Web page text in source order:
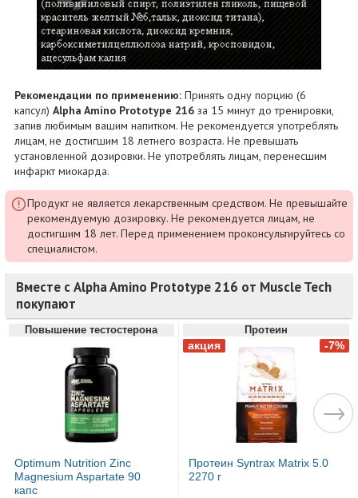
Рекомендации по применению: Принять одну порцию (6
капсул)Alpha Amino Prototype 216 за 15 минут до тренировки,
запив любимым вашим напитком. Не рекомендуется употреблять
лицам, не достигшим 18 летнего возраста. Не превышать
установленной дозировки. Не употреблять лицам, перенесшим
инфаркт миокарда.
Продукт не является лекарственным средством. Не превышайте
рекомендуемую дозировку. Не рекомендуется лицам, не
достигшим 18 лет. Перед применением проконсультируйтесь со
специалистом.
Вместе с Alpha Amino Prototype 216 от Muscle Tech
покупают
Повышение тестостерона
Optimum Nutrition Zinc
Magnesium Aspartate 90
капс
Протеин
Протеин Syntrax Matrix 5.0
2270 г